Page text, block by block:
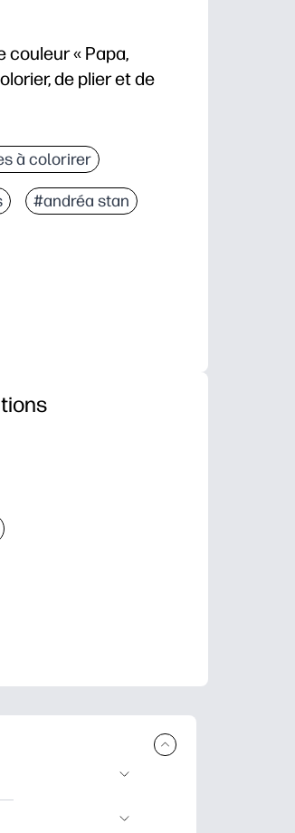
« Papa,
de plier et de
sincère en quelques minutes et
lignes audacieuses invitent à
l'utiliser en classe, à la
à colorirer
#andréa stan